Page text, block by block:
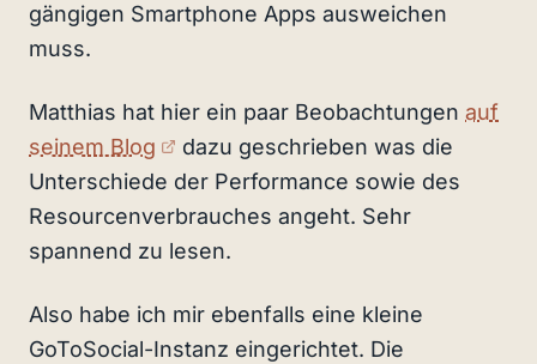
gängigen Smartphone Apps ausweichen
muss.
Matthias hat hier ein paar Beobachtungen auf
seinem Blog
(externer Link)
dazu geschrieben was die
Unterschiede der Performance sowie des
Resourcenverbrauches angeht. Sehr
spannend zu lesen.
Also habe ich mir ebenfalls eine kleine
GoToSocial-Instanz eingerichtet. Die